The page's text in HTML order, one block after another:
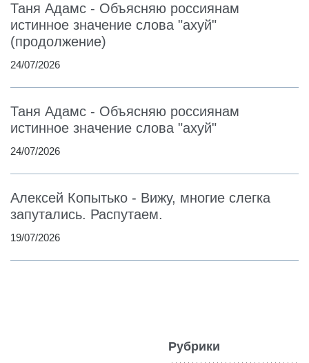
Таня Адамс - Объясняю россиянам
истинное значение слова "ахуй"
(продолжение)
24/07/2026
Таня Адамс - Объясняю россиянам
истинное значение слова "ахуй"
24/07/2026
Алексей Копытько - Вижу, многие слегка
запутались. Распутаем.
19/07/2026
Рубрики